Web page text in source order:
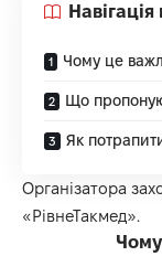
Чому це
Що
Як
Організатора
«РівнеТакмед».